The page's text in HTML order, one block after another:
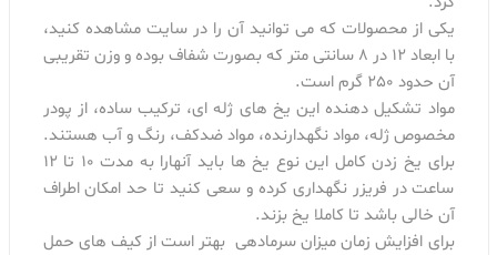
یکی از محصولات که می توانید آن را در سایت مشاهده کنید،
با ابعاد 12 در 8 سانتی متر که بصورت شفاف بوده و وزن تقریبی
آن حدود 250 گرم است.
مواد تشکیل دهنده این یخ های ژله ای، ترکیب ساده، از پودر
مخصوص ژله، مواد نگهدارنده، مواد ضدکف، رنگ و آب هستند.
برای یخ زدن کامل این نوع یخ ها باید آنهارا به مدت 10 تا 12
ساعت در فریزر نگهداری کرده و سعی کنید تا حد امکان اطراف
آن خالی باشد تا کاملا یخ بزند.
برای افزایش زمان میزان سرمادهی بهتر است از کیف های حمل